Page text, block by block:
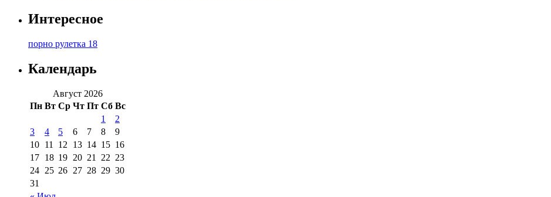
Интересное
порно рулетка 18
Календарь
Август 2026
Пн Вт Ср Чт Пт Сб Вс
1
2
3
4 5 6 7 8
9
10 11 12 13 14 15 16
17 18 19 20 21 22 23
24 25 26 27 28 29 30
31